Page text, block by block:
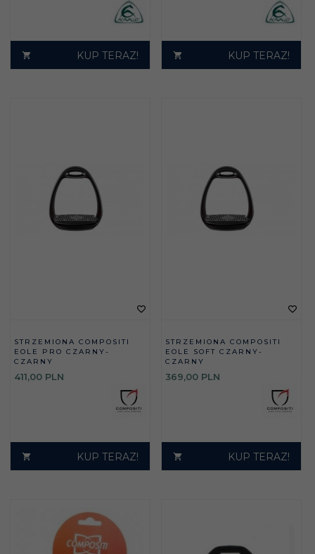
KUP TERAZ! KUP TERAZ!
STRZEMIONA COMPOSITI
EOLE PRO CZARNY-
CZARNY
411,00 PLN
KUP TERAZ!
STRZEMIONA COMPOSITI
EOLE SOFT CZARNY-
CZARNY
369,00 PLN
KUP TERAZ!